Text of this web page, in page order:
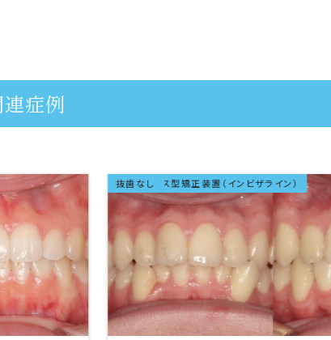
連症例
マウスピース型矯正装置（インビザライン）
成人矯正
抜歯なし